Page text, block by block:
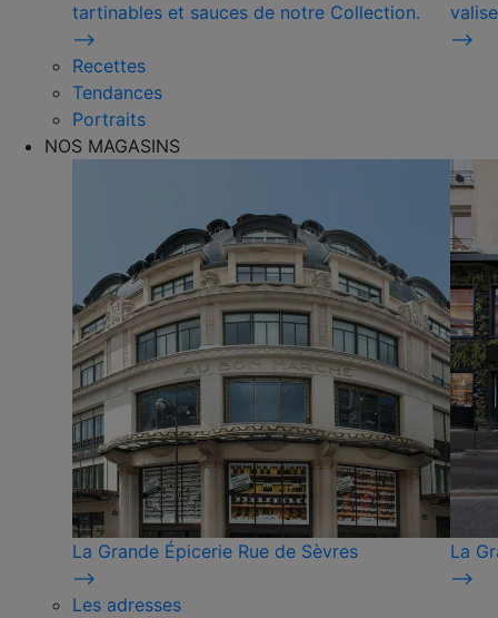
tartinables et sauces de notre Collection.
⟶
⟶
Recettes
Tendances
Portraits
NOS MAGASINS
La Grande Épicerie Rue de Sèvres
⟶
La
⟶
Les adresses